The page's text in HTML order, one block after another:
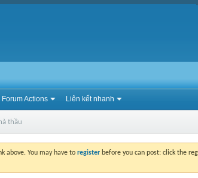
Forum Actions Liên kết nhanh
thầu
above. You may have to register before you can post: click the